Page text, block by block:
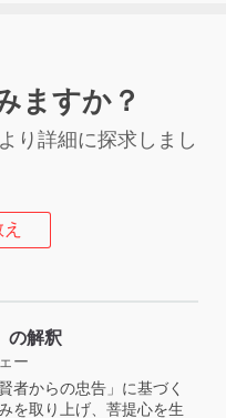
ますか？
り詳細に探求しまし
の解釈
ー
者からの忠告」に基づく
を取り上げ、菩提心を生